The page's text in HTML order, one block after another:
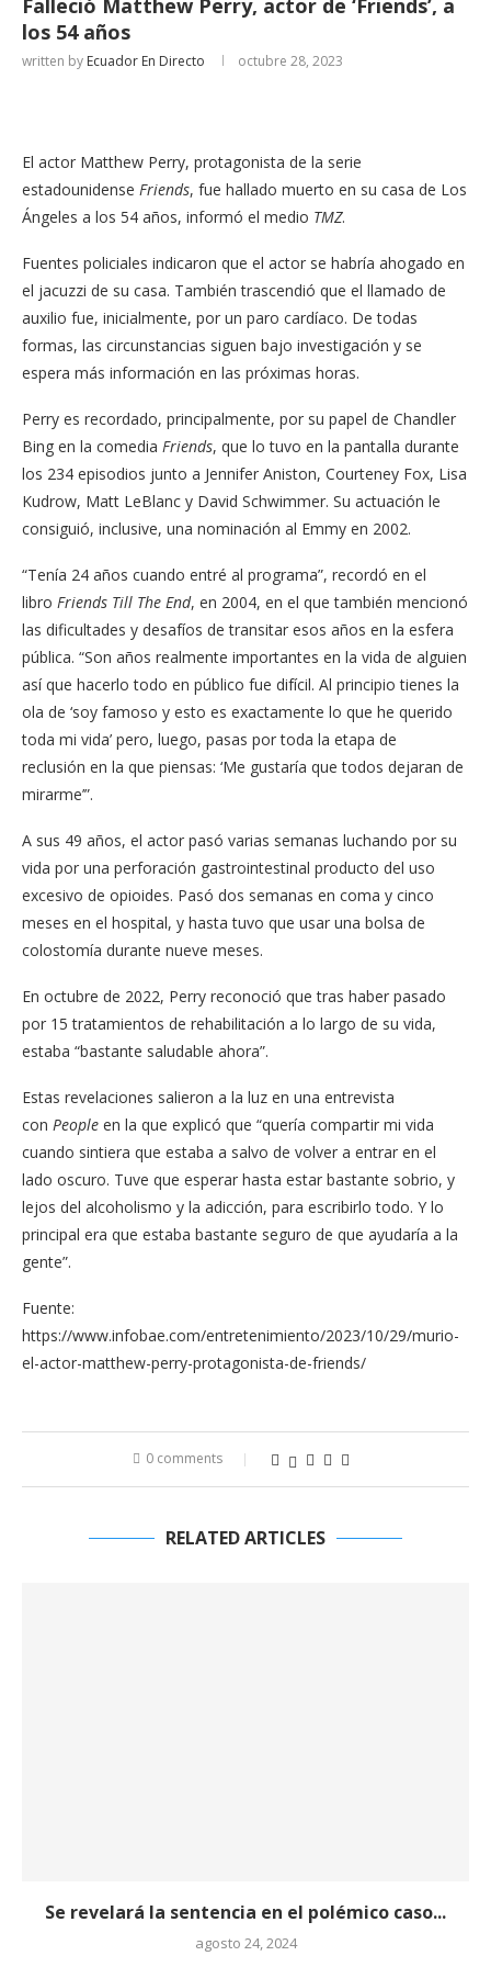
Falleció Matthew Perry, actor de ‘Friends’, a
los 54 años
written by Ecuador En Directo octubre 28, 2023
El actor Matthew Perry, protagonista de la serie
estadounidense Friends, fue hallado muerto en su casa de Los
Ángeles a los 54 años, informó el medio TMZ.
Fuentes policiales indicaron que el actor se habría ahogado en
el jacuzzi de su casa. También trascendió que el llamado de
auxilio fue, inicialmente, por un paro cardíaco. De todas
formas, las circunstancias siguen bajo investigación y se
espera más información en las próximas horas.
Perry es recordado, principalmente, por su papel de Chandler
Bing en la comedia Friends, que lo tuvo en la pantalla durante
los 234 episodios junto a Jennifer Aniston, Courteney Fox, Lisa
Kudrow, Matt LeBlanc y David Schwimmer. Su actuación le
consiguió, inclusive, una nominación al Emmy en 2002.
“Tenía 24 años cuando entré al programa”, recordó en el
libro Friends Till The End, en 2004, en el que también mencionó
las dificultades y desafíos de transitar esos años en la esfera
pública. “Son años realmente importantes en la vida de alguien
así que hacerlo todo en público fue difícil. Al principio tienes la
ola de ‘soy famoso y esto es exactamente lo que he querido
toda mi vida’ pero, luego, pasas por toda la etapa de
reclusión en la que piensas: ‘Me gustaría que todos dejaran de
mirarme’”.
A sus 49 años, el actor pasó varias semanas luchando por su
vida por una perforación gastrointestinal producto del uso
excesivo de opioides. Pasó dos semanas en coma y cinco
meses en el hospital, y hasta tuvo que usar una bolsa de
colostomía durante nueve meses.
En octubre de 2022, Perry reconoció que tras haber pasado
por 15 tratamientos de rehabilitación a lo largo de su vida,
estaba “bastante saludable ahora”.
Estas revelaciones salieron a la luz en una entrevista
con People en la que explicó que “quería compartir mi vida
cuando sintiera que estaba a salvo de volver a entrar en el
lado oscuro. Tuve que esperar hasta estar bastante sobrio, y
lejos del alcoholismo y la adicción, para escribirlo todo. Y lo
principal era que estaba bastante seguro de que ayudaría a la
gente”.
Fuente:
https://www.infobae.com/entretenimiento/2023/10/29/murio-
el-actor-matthew-perry-protagonista-de-friends/
0 comments
RELATED ARTICLES
Se revelará la sentencia en el polémico caso...
agosto 24, 2024